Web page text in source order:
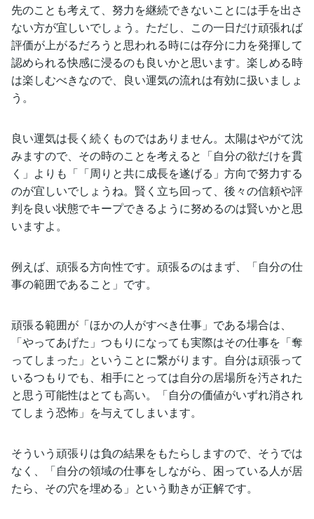
先のことも考えて、努力を継続できないことには手を出さ
ない方が宜しいでしょう。ただし、この一日だけ頑張れば
評価が上がるだろうと思われる時には存分に力を発揮して
認められる快感に浸るのも良いかと思います。楽しめる時
は楽しむべきなので、良い運気の流れは有効に扱いましょ
う。
良い運気は長く続くものではありません。太陽はやがて沈
みますので、その時のことを考えると「自分の欲だけを貫
く」よりも「「周りと共に成長を遂げる」方向で努力する
のが宜しいでしょうね。賢く立ち回って、後々の信頼や評
判を良い状態でキープできるように努めるのは賢いかと思
いますよ。
例えば、頑張る方向性です。頑張るのはまず、「自分の仕
事の範囲であること」です。
頑張る範囲が「ほかの人がすべき仕事」である場合は、
「やってあげた」つもりになっても実際はその仕事を「奪
ってしまった」ということに繋がります。自分は頑張って
いるつもりでも、相手にとっては自分の居場所を汚された
と思う可能性はとても高い。「自分の価値がいずれ消され
てしまう恐怖」を与えてしまいます。
そういう頑張りは負の結果をもたらしますので、そうでは
なく、「自分の領域の仕事をしながら、困っている人が居
たら、その穴を埋める」という動きが正解です。